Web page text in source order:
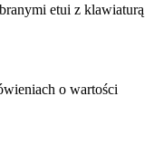
etui z klawiaturą
o wartości